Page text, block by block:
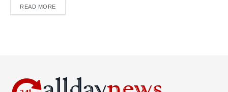
READ MOREDETAILS